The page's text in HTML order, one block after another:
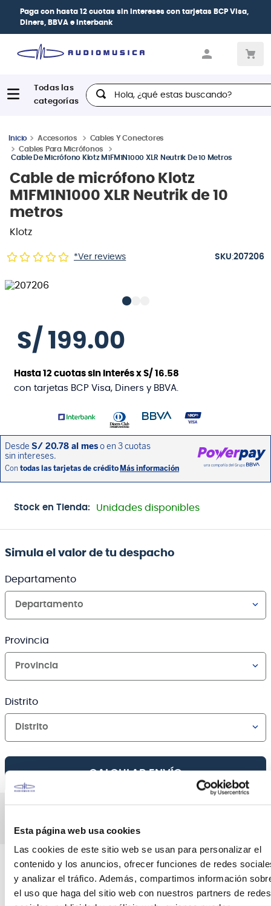
Esta página web usa cookies
Las cookies de este sitio web se usan para personalizar el
contenido y los anuncios, ofrecer funciones de redes
y analizar el tráfico. Además, compartimos información
el uso que haga del sitio web con nuestros partners de redes
Paga conhasta 12 cuotas sin interesescon tarjetas BCP Visa,
Diners, BBVA e Interbank
Hola, ¿qué estas buscando?
Accesorios
Cables Y Conectores
Cables Para Micrófonos
Cable De Micrófono Klotz M1FM1N1000 XLR Neutrik De 10 Metros
Cable de micrófono Klotz
M1FM1N1000 XLR Neutrik de 10
metros
Klotz
*Ver reviews :207206
S/ 199.00
Hasta12 cuotas sin interés xS/ 16.58
con tarjetas BCP Visa, Diners y BBVA.
Stock en Tienda: Unidades disponibles
Simula el valor de tu despacho
Departamento
Departamento
Provincia
Provincia
Distrito
Distrito
CALCULAR ENVÍO
+51 977 624 112
WhatsApp
+51 977 624 112